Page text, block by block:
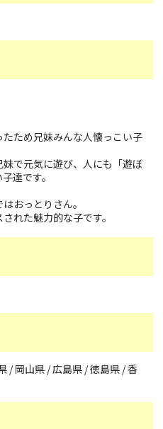
ため兄妹みんな人懐っこい子
で元気に遊び、人にも「遊ぼ
達です。
おっとりさん。
れた魅力的な子です。
/ 岡山県 / 広島県 / 徳島県 / 香